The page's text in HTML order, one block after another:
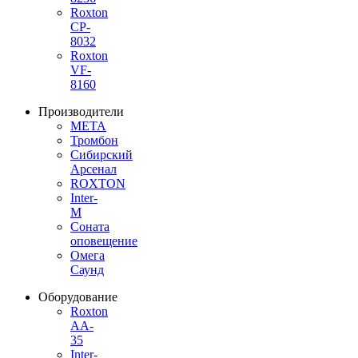
Roxton
CP-
8032
Roxton
VF-
8160
Производители
МЕТА
Тромбон
Сибирский
Арсенал
ROXTON
Inter-
M
Соната
оповещение
Омега
Саунд
Оборудование
Roxton
AA-
35
Inter-